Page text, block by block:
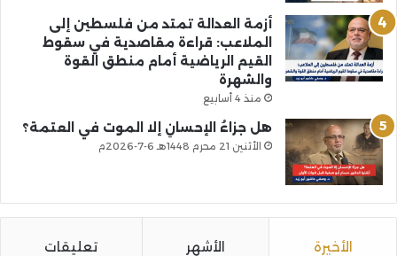
أزمة العدالة تمتد من فلسطين إلى
الملاعب: قراءة مقاصدية في سقوط
القيم الرياضية أمام منطق القوة
والشهرة
منذ 4 أسابيع
هل جزاءُ الإحسانِ إلا الموت في العتمة؟
الأثنين 21 محرم 1448هـ 6-7-2026م
الأخيرة الأشهر تعليقات